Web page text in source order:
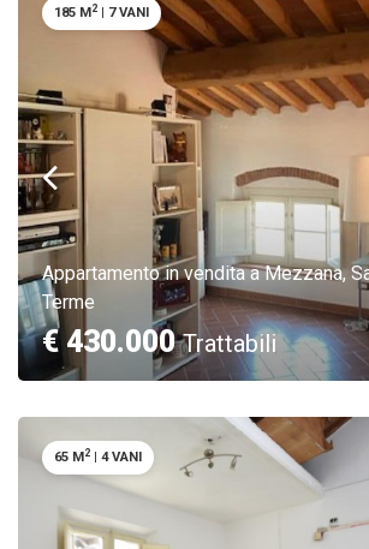
Appartamento in vendita a Mezzana,
Terme
€ 430.000Trattabili
185 M2 | 7 VANI
65 M2 | 4 VANI